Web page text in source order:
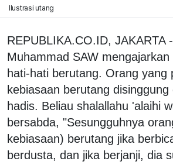
Ilustrasi utang
REPUBLIKA.CO.ID, JAKARTA
Muhammad SAW
hati-hati berutang. Orang yang
kebiasaan berutang
hadis. Beliau shalallahu 'alaihi
bersabda, "Sesungguhnya
kebiasaan) berutang jika
berdusta, dan jika berjanji, dia